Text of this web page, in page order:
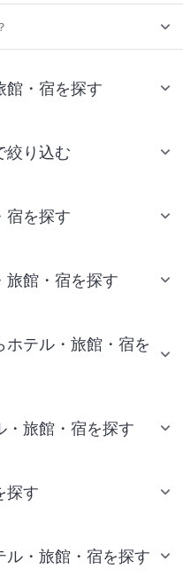
館・宿を探す
絞り込む
宿を探す
旅館・宿を探す
テル・旅館・宿を
・旅館・宿を探す
探す
ル・旅館・宿を探す